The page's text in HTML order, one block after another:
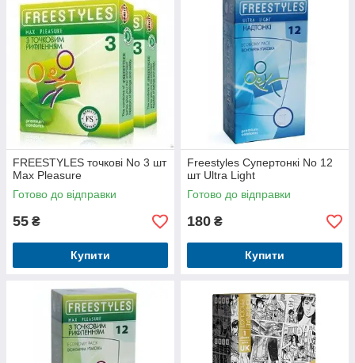
FREESTYLES точкові No 3 шт
Max Pleasure
Готово до відправки
55 ₴
Купити
Freestyles Супертонкі No 12
шт Ultra Light
Готово до відправки
180 ₴
Купити